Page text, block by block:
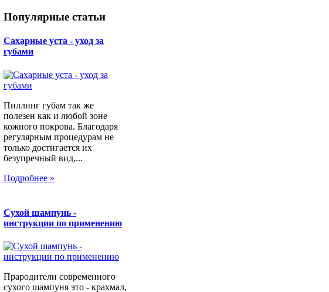
Популярные статьи
Сахарные уста - уход за
губами
Пиллинг губам так же
полезен как и любой зоне
кожного покрова. Благодаря
регулярным процедурам не
только достигается их
безупречный вид,...
Подробнее »
Сухой шампунь -
инструкции по применению
Прародители современного
сухого шампуня это - крахмал,